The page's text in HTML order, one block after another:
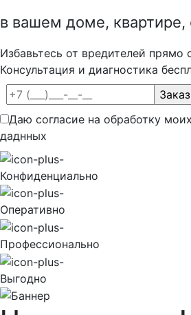
в вашем доме, квартире,
Избавьтесь от вредителей прямо
Консультация и диагностика
Даю согласие на обработку
даднных
Конфиденциально
Оперативно
Профессионально
Выгодно